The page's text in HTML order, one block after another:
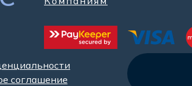
соглашение